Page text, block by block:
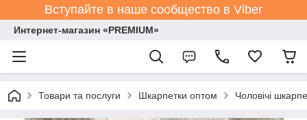
Вступайте в наше сообщество в Viber
Интернет-магазин «PREMIUM»
Товари та послуги Шкарпетки оптом Чоловічі